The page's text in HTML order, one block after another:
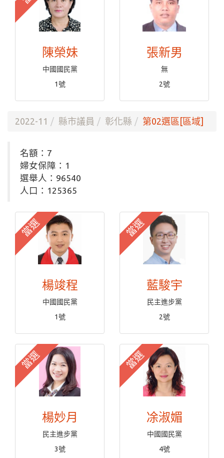
陳榮妹
中國國民黨
1號
張新男
無
2號
2022-11 縣市議員 彰化縣 第02選區[區域]
名額：7
婦女保障：1
選舉人：96540
人口：125365
當選
楊竣程
中國國民黨
1號
當選
藍駿宇
民主進步黨
2號
當選
楊妙月
民主進步黨
3號
當選
凃淑媚
中國國民黨
4號